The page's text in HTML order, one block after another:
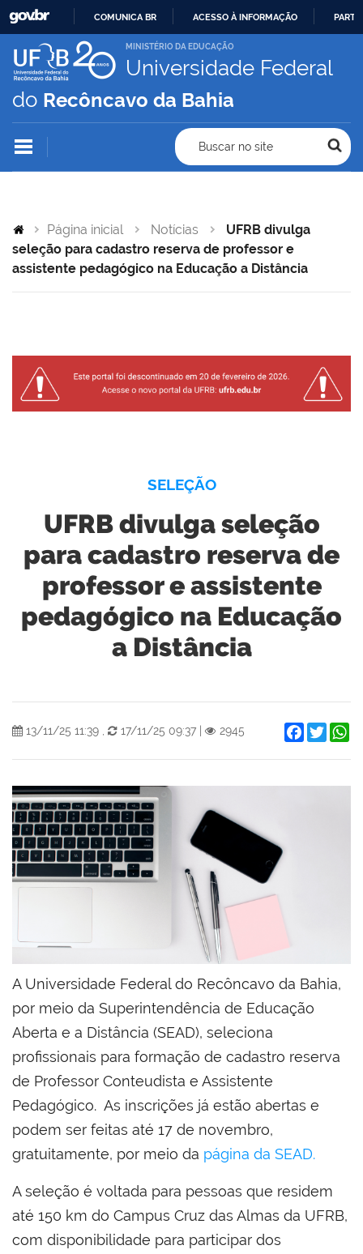
IR
PARA
CONTEÚDO
COMUNICA BR ACESSO À INFORMAÇÃO
MINISTÉRIO DA EDUCAÇÃO
Universidade Federal
do Recôncavo da Bahia
Buscar no site
Página inicial Notícias
UFRB divulga
seleção para cadastro reserva de professor e
assistente pedagógico na Educação a Distância
SELEÇÃO
UFRB divulga seleção
para cadastro reserva de
professor e assistente
pedagógico na Educação
a Distância
13/11/25 11:39 , 17/11/25 09:37 2945 Facebook
Twitter
A Universidade Federal do Recôncavo da Bahia,
por meio da Superintendência de Educação
Aberta e a Distância (SEAD), seleciona
profissionais para formação de cadastro reserva
de Professor Conteudista e Assistente
Pedagógico. As inscrições já estão abertas e
podem ser feitas até 17 de novembro,
gratuitamente, por meio da página da SEAD.
A seleção é voltada para pessoas que residem
até 150 km do Campus Cruz das Almas da UFRB,
com disponibilidade para participar dos